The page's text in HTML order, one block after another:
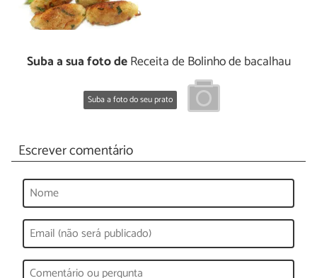
Suba a sua foto deReceita de Bolinho de bacalhau
Suba a foto do seu prato
Escrever comentário